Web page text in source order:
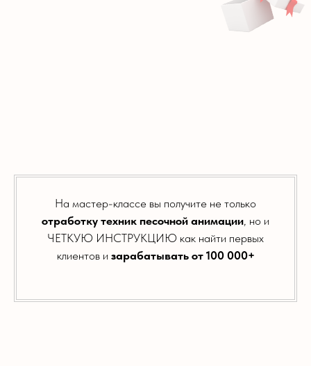
На мастер-классе вы получите не только
отработку техник песочной анимации, но и
ЧЕТКУЮ ИНСТРУКЦИЮ как найти первых
клиентов и зарабатывать от 100 000+